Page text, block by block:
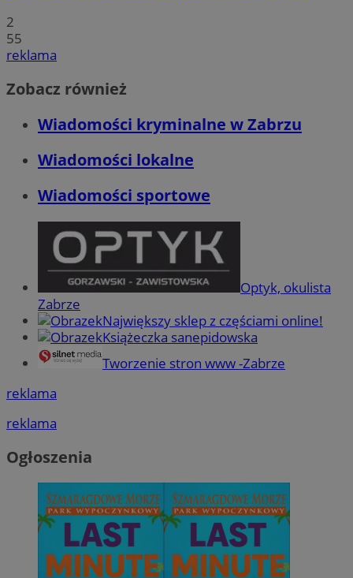
2
55
reklama
Zobacz również
Wiadomości kryminalne w Zabrzu
Wiadomości lokalne
Wiadomości sportowe
Optyk, okulista
Zabrze
Największy sklep z częściami online!
Książeczka sanepidowska
Tworzenie stron www -Zabrze
reklama
reklama
Ogłoszenia